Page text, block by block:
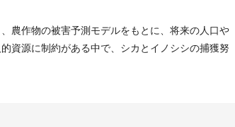
農作物の被害予測モデルをもとに、将来の人口や
資源に制約がある中で、シカとイノシシの捕獲努